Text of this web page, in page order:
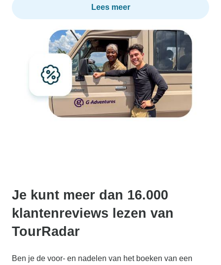
Lees meer
Je kunt meer dan 16.000
klantenreviews lezen van
TourRadar
Ben je de voor- en nadelen van het boeken van een